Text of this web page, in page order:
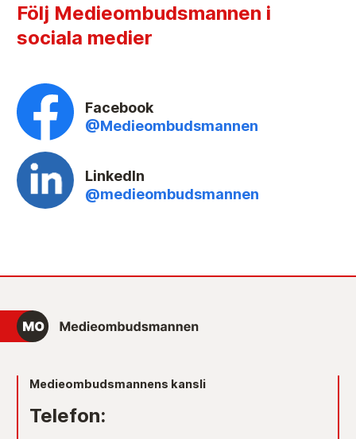
Följ Medieombudsmannen i
sociala medier
Facebook
@Medieombudsmannen
LinkedIn
@medieombudsmannen
Medieombudsmannens kansli
Telefon: